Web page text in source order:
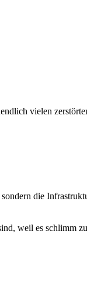
vielen
die
weil es schlimm